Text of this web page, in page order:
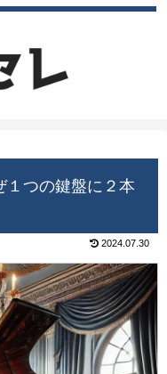
１つの鍵盤に２本
2024.07.30